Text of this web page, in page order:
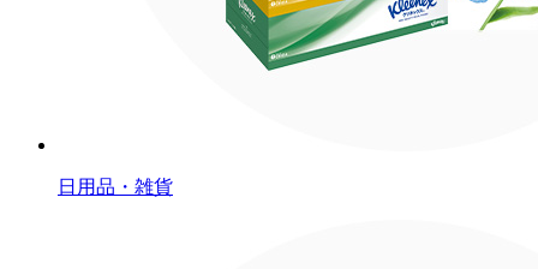
日用品・雑貨